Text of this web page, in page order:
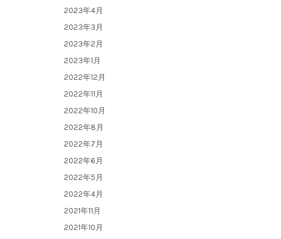
2023年4月
2023年3月
2023年2月
2023年1月
2022年12月
2022年11月
2022年10月
2022年8月
2022年7月
2022年6月
2022年5月
2022年4月
2021年11月
2021年10月